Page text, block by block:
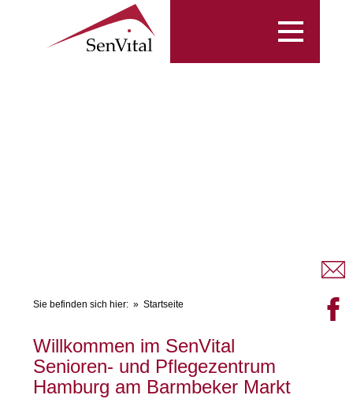
Toggle
Sie befinden sich hier: Startseite
Willkommen im SenVital
Senioren- und Pflegezentrum
Hamburg am Barmbeker Markt